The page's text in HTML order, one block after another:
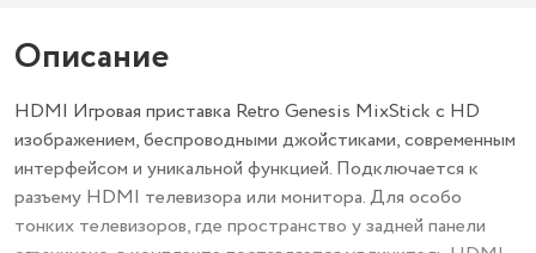
Описание
HDMI Игровая приставка Retro Genesis MixStick с HD
изображением, беспроводными джойстиками, современным
интерфейсом и уникальной функцией. Подключается к
разъему HDMI телевизора или монитора. Для особо
тонких телевизоров, где пространство у задней панели